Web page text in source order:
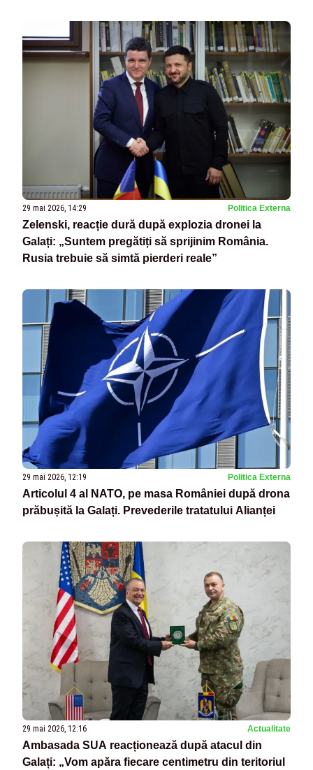
29 mai 2026, 14:29 Politica Externa
Zelenski, reacție dură după explozia dronei la
Galați: „Suntem pregătiți să sprijinim România.
Rusia trebuie să simtă pierderi reale”
29 mai 2026, 12:19 Politica Externa
Articolul 4 al NATO, pe masa României după drona
prăbușită la Galați. Prevederile tratatului Alianței
29 mai 2026, 12:16 Actualitate
Ambasada SUA reacționează după atacul din
Galați: „Vom apăra fiecare centimetru din teritoriul